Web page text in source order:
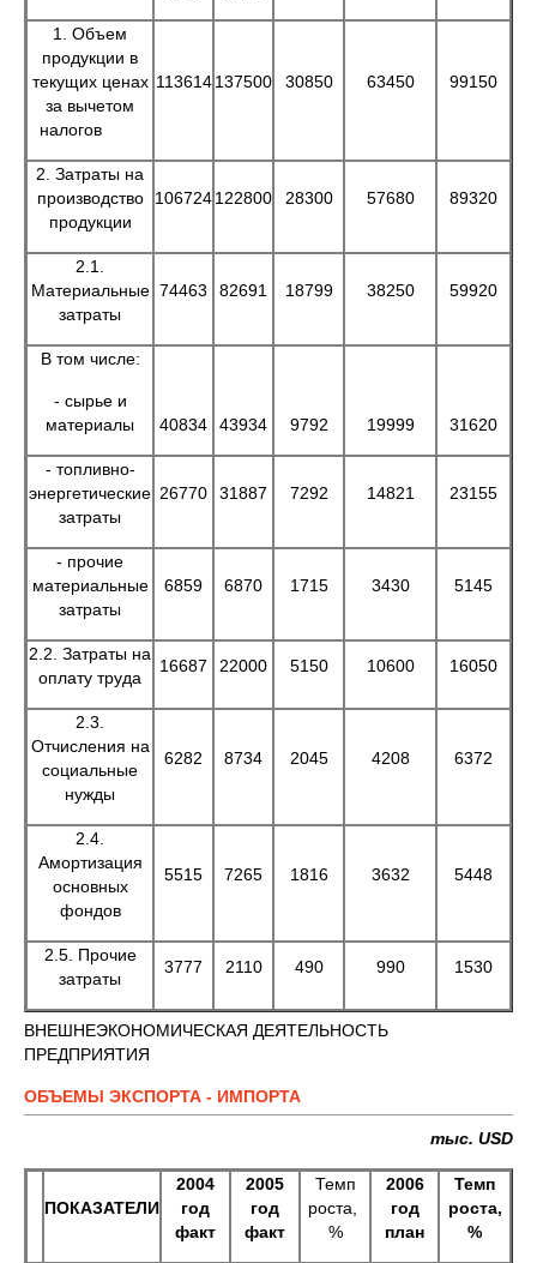
1. Объем
продукции в
текущих ценах
за вычетом
налогов
113614 137500 30850 63450 99150
2. Затраты на
производство
продукции
106724122800 28300 57680 89320
2.1.
Материальные
затраты
74463 82691 18799 38250 59920
В том числе:
- сырье и
материалы
40834 43934 9792 19999 31620
- топливно-
энергетические
затраты
26770 31887 7292 14821 23155
- прочие
материальные
затраты
6859 6870 1715 3430 5145
2.2. Затраты на
оплату труда
16687 22000 5150 10600 16050
2.3.
Отчисления на
социальные
нужды
6282 8734 2045 4208 6372
2.4.
Амортизация
основных
фондов
5515 7265 1816 3632 5448
2.5. Прочие
затраты
3777 2110 490 990 1530
ВНЕШНЕЭКОНОМИЧЕСКАЯ ДЕЯТЕЛЬНОСТЬ
ПРЕДПРИЯТИЯ
ОБЪЕМЫ ЭКСПОРТА - ИМПОРТА
тыс. USD
ПОКАЗАТЕЛИ
2004
год
факт
2005
год
факт
Темп
роста,
%
2006
год
план
Темп
роста,
%